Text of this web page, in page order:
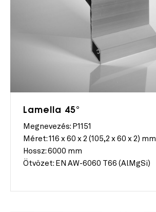
Lamella 45°
Megnevezés: P1151
Méret: 116 x 60 x 2 (105,2 x 60 x 2) mm
Hossz: 6000 mm
Ötvözet: EN AW-6060 T66 (AlMgSi)